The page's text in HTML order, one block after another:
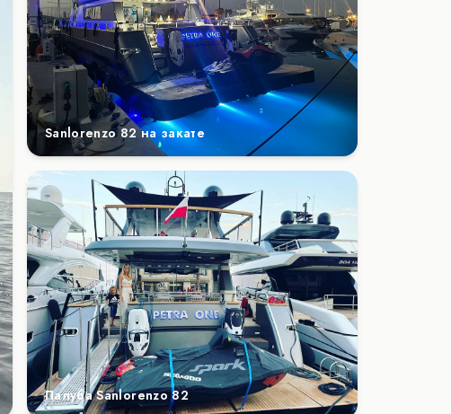
Sanlorenzo 82 на закате
Палуба Sanlorenzo 82